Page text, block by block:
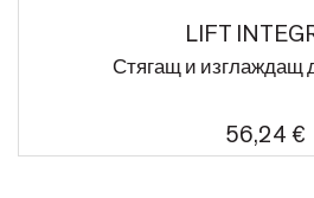
LIFT
Стягащ и изглаждащ
56,24 €